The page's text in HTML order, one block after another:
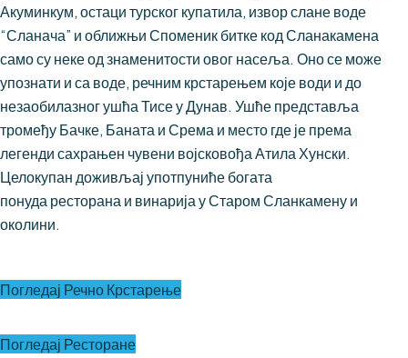
Акуминкум, остаци турског купатила, извор слане воде
“Сланача” и оближњи Споменик битке код Сланакамена
само су неке од знаменитости овог насеља. Оно се може
упознати и са воде, речним крстарењем које води и до
незаобилазног ушћа Тисе у Дунав. Ушће представља
тромеђу Бачке, Баната и Срема и место где је према
легенди сахрањен чувени војсковођа Атила Хунски.
Целокупан доживљај употпуниће богата
понуда ресторана и винарија у Старом Сланкамену и
околини.
Погледај Речно Крстарење
Погледај Ресторане